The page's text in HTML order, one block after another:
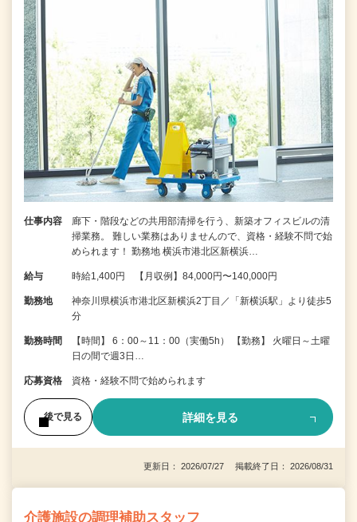
仕事内容
廊下・階段などの共用部清掃を行う、新築オフィスビルの清
掃業務。 難しい業務はありませんので、資格・経験不問で始
められます！ 勤務地 横浜市港北区新横浜…
給与 時給1,400円 【月収例】84,000円〜140,000円
勤務地
神奈川県横浜市港北区新横浜2丁目／「新横浜駅」より徒歩5
分
勤務時間
【時間】 6：00～11：00（実働5h） 【勤務】 火曜日～土曜
日の間で週3日…
応募資格 資格・経験不問で始められます
後で見る 詳細を見る
更新日： 2026/07/27 掲載終了日： 2026/08/31
介護施設の調理補助スタッフ